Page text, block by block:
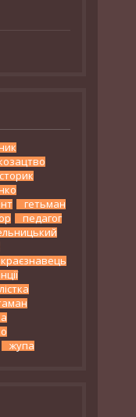
гетьман
педагог
краєзнавець
жупа